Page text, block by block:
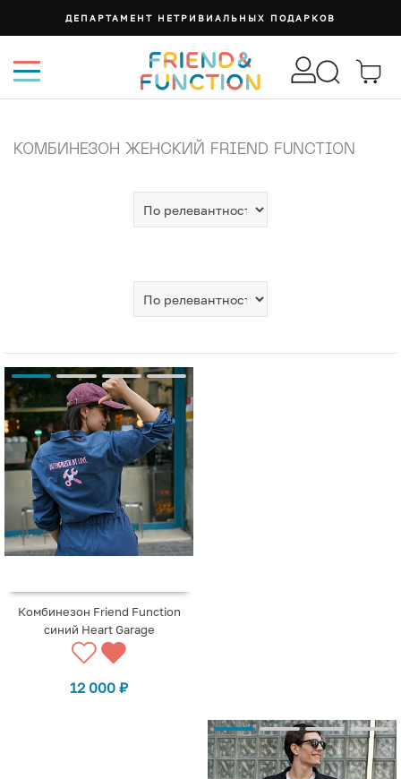
ДЕПАРТАМЕНТ НЕТРИВИАЛЬНЫХ ПОДАРКОВ
КОМБИНЕЗОН ЖЕНСКИЙ FRIEND FUNCTION
Комбинезон Friend Function
синий Heart Garage
12 000 ₽